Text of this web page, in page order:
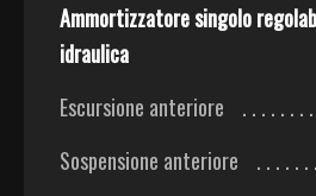
Ammortizzatore singolo
idraulica
Escursione anteriore
Sospensione anteriore